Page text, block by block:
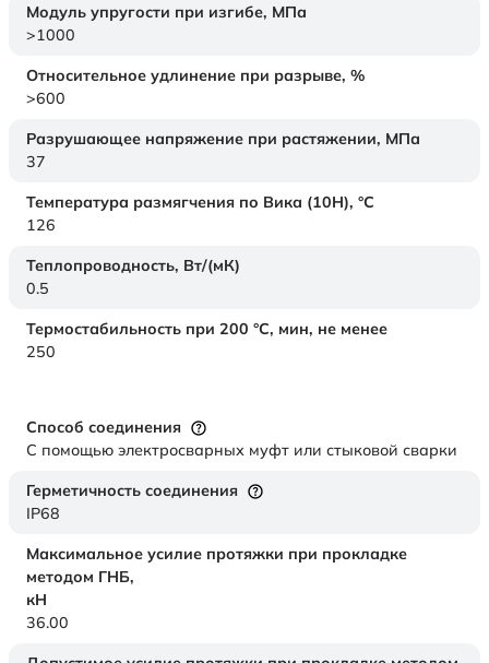
Модуль упругости при изгибе, МПа
>1000
Относительное удлинение при разрыве, %
>600
Разрушающее напряжение при растяжении, МПа
37
Температура размягчения по Вика (10Н), °C
126
Теплопроводность, Вт/(мК)
0.5
Термостабильность при 200 °С, мин, не менее
250
Способ соединения
С помощью электросварных муфт или стыковой сварки
Герметичность соединения
IP68
Максимальное усилие протяжки при прокладке
методом ГНБ,
кН
36.00